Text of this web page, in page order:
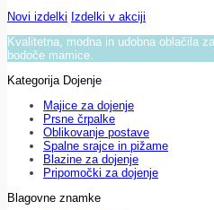
Novi izdelki Izdelki v akciji
Kvalitetna, modna in udobna oblačila
bodoče mamice.
Kategorija Dojenje
Majice za dojenje
Prsne črpalke
Oblikovanje postave
Spalne srajce in pižame
Blazine za dojenje
Pripomočki za dojenje
Blagovne znamke